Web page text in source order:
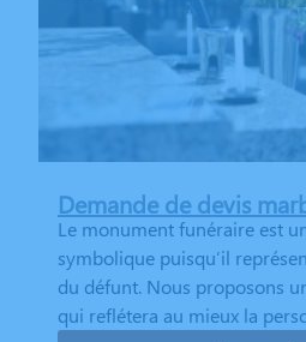
Demande de devis
Le monument funéraire est
symbolique puisqu’il
du défunt. Nous proposons
qui reflétera au mieux la